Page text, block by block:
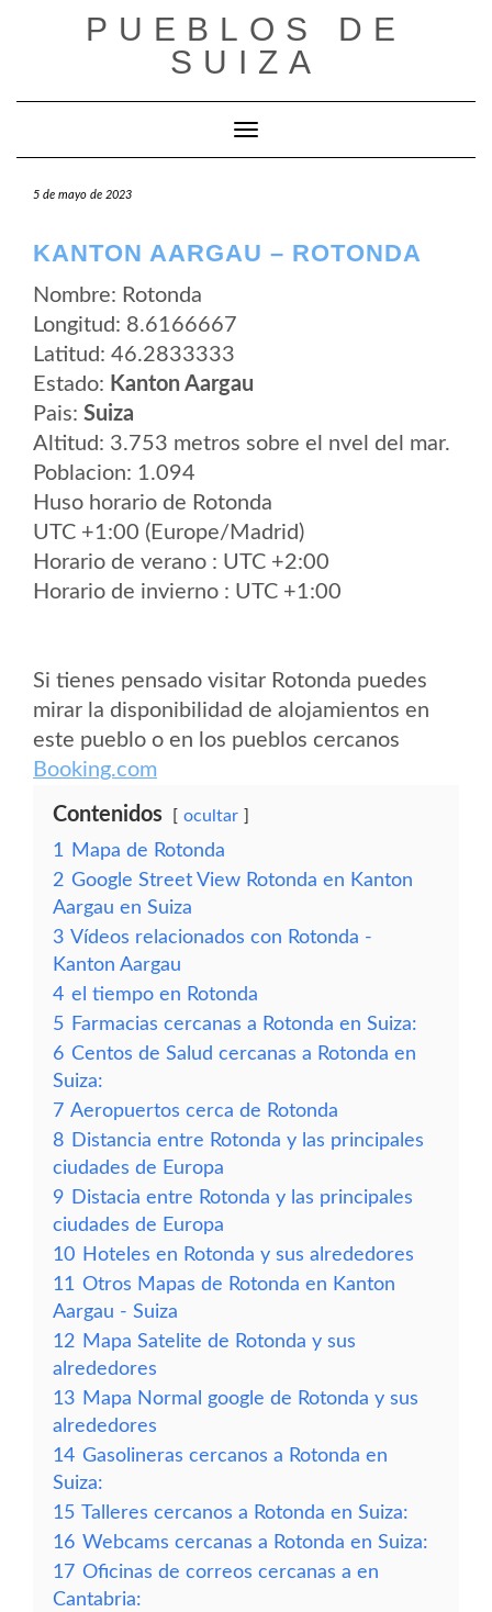
PUEBLOS DE
SUIZA
Cambiar modo de navegación
5 de mayo de 2023
KANTON AARGAU – ROTONDA
Nombre: Rotonda
Longitud: 8.6166667
Latitud: 46.2833333
Estado: Kanton Aargau
Pais: Suiza
Altitud: 3.753 metros sobre el nvel del mar.
Poblacion: 1.094
Huso horario de Rotonda
UTC +1:00 (Europe/Madrid)
Horario de verano : UTC +2:00
Horario de invierno : UTC +1:00
Si tienes pensado visitar Rotonda puedes
mirar la disponibilidad de alojamientos en
este pueblo o en los pueblos cercanos
Booking.com
Contenidos ocultar
1
Mapa de Rotonda
2 Google Street View Rotonda en Kanton
Aargau en Suiza
3 Vídeos relacionados con Rotonda -
Kanton Aargau
4 el tiempo en Rotonda
5 Farmacias cercanas a Rotonda en Suiza:
6 Centos de Salud cercanas a Rotonda en
Suiza:
7 Aeropuertos cerca de Rotonda
8 Distancia entre Rotonda y las principales
ciudades de Europa
9 Distacia entre Rotonda y las principales
ciudades de Europa
10 Hoteles en Rotonda y sus alrededores
11 Otros Mapas de Rotonda en Kanton
Aargau - Suiza
12 Mapa Satelite de Rotonda y sus
alrededores
13 Mapa Normal google de Rotonda y sus
alrededores
14 Gasolineras cercanos a Rotonda en
Suiza:
15 Talleres cercanos a Rotonda en Suiza:
16 Webcams cercanas a Rotonda en Suiza:
17 Oficinas de correos cercanas a en
Cantabria: